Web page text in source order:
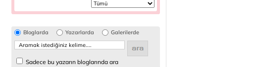
Bloglarda Yazarlarda Galerilerde
Sadece bu yazarın bloglarında ara